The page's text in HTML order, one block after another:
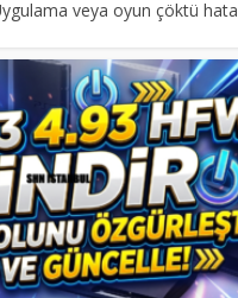
veya oyun çöktü